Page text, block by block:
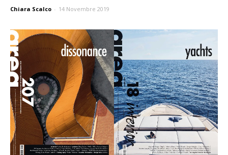
Chiara Scalco - 14 Novembre 2019